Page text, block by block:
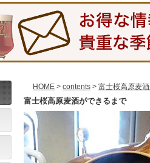
HOME > contents > 富士桜高原麦
富士桜高原麦酒ができるまで